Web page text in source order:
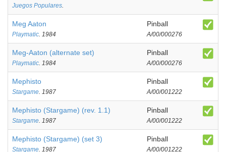
Juegos Populares.
Meg Aaton
Playmatic. 1984
Pinball
A/00/000276
Meg-Aaton (alternate set)
Playmatic. 1984
Pinball
A/00/000276
Mephisto
Stargame. 1987
Pinball
A/00/001222
Mephisto (Stargame) (rev. 1.1)
Stargame. 1987
Pinball
A/00/001222
Mephisto (Stargame) (set 3)
Stargame. 1987
Pinball
A/00/001222